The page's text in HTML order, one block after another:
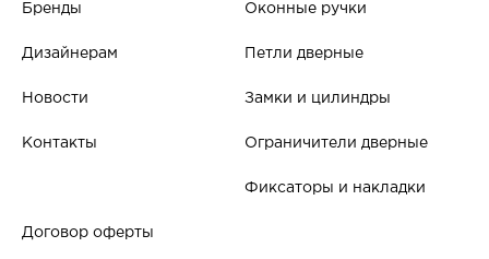
Бренды
Дизайнерам
Новости
Контакты
Оконные ручки
Петли дверные
Замки и цилиндры
Ограничители дверные
Фиксаторы и накладки
Договор оферты